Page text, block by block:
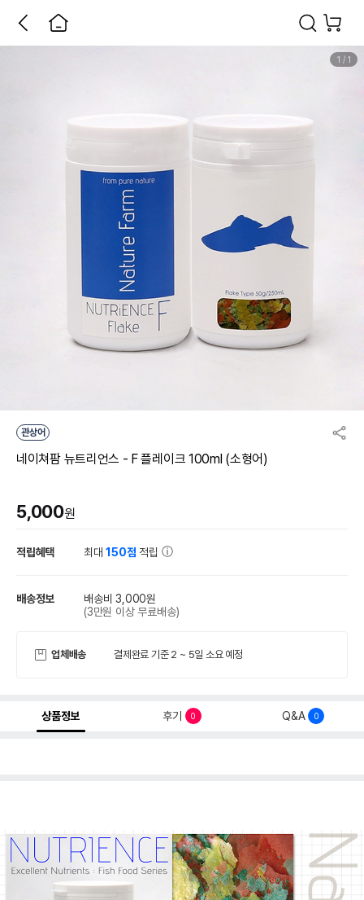
1 / 1
관상어
네이쳐팜 뉴트리언스 - F 플레이크 100ml (소형어)
5,000원
적립혜택 최대150점 적립
배송정보
배송비 3,000원
(3만원 이상 무료배송)
업체배송 결제완료 기준 2 ~ 5일 소요 예정
상품정보 후기 0 Q&A 0